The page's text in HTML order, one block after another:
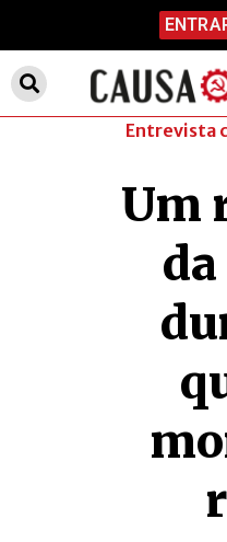
Entrevista
Um